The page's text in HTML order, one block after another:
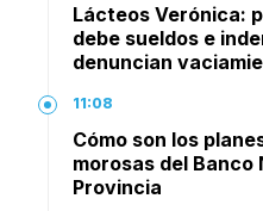
Lácteos Verónica:
debe sueldos e
denuncian
11:08
Cómo son los
morosas del Banco
Provincia